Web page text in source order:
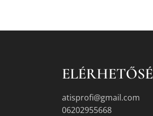
atisprofi@gmail.com
06202955668